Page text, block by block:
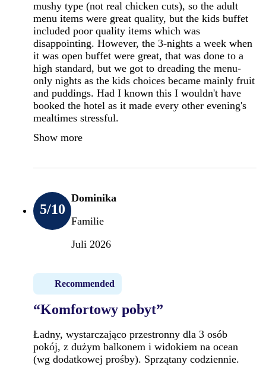
mushy type (not real chicken cuts), so the adult
menu items were great quality, but the kids buffet
included poor quality items which was
disappointing. However, the 3-nights a week when
it was open buffet were great, that was done to a
high standard, but we got to dreading the menu-
only nights as the kids choices became mainly fruit
and puddings. Had I known this I wouldn't have
booked the hotel as it made every other evening's
mealtimes stressful.
Show more
5/10
Dominika
Familie
Juli 2026
Recommended
“Komfortowy pobyt”
Ładny, wystarczająco przestronny dla 3 osób
pokój, z dużym balkonem i widokiem na ocean
(wg dodatkowej prośby). Sprzątany codziennie.